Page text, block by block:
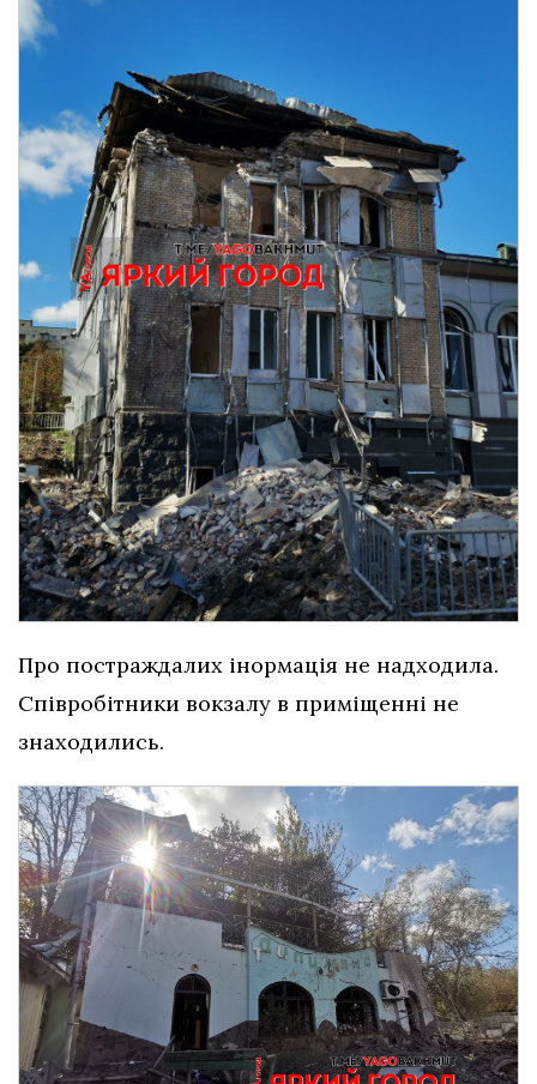
Про постраждалих інормація не надходила.
Співробітники вокзалу в приміщенні не
знаходились.